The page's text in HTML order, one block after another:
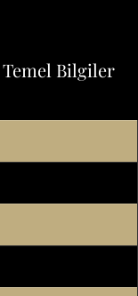
Temel Bilgiler